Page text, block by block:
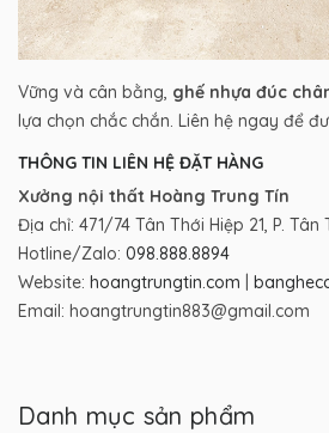
Vững và cân bằng, ghế nhựa đúc
lựa chọn chắc chắn. Liên hệ ngay để
THÔNG TIN LIÊN HỆ ĐẶT HÀNG
Xưởng nội thất Hoàng Trung Tín
Địa chỉ: 471/74 Tân Thới Hiệp 21, P. Tân
Hotline/Zalo: 098.888.8894
Website: hoangtrungtin.com
Email: hoangtrungtin883@gmail.com
Danh mục sản phẩm